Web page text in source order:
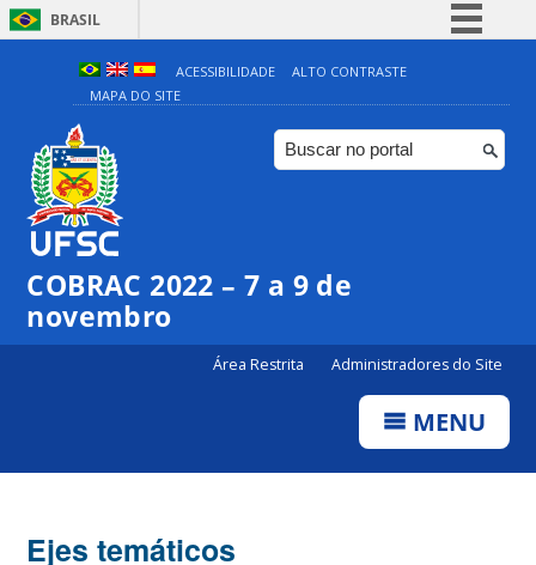
BRASIL
Simplifique!
Comunica BR
Participe
ACESSIBILIDADE
ALTO CONTRASTE
MAPA DO SITE
COBRAC 2022 – 7 a 9 de
novembro
Área Restrita Administradores do Site
MENU
Ejes temáticos